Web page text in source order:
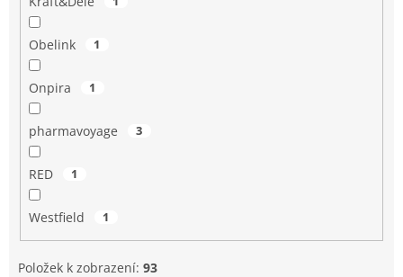
Obelink 1
Onpira 1
pharmavoyage 3
RED 1
Westfield 1
Položek k zobrazení: 93